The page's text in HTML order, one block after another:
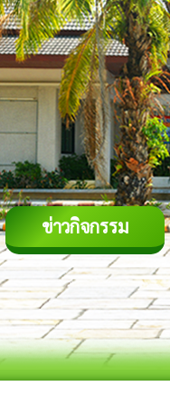
ข่าวกิจกรรม